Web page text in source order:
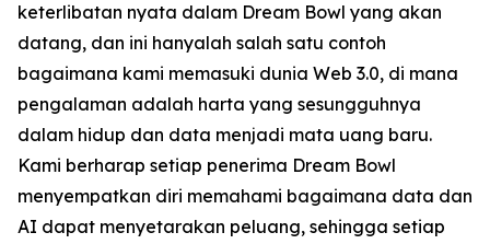
keterlibatan nyata dalam Dream Bowl yang akan
datang, dan ini hanyalah salah satu contoh
bagaimana kami memasuki dunia Web 3.0, di mana
pengalaman adalah harta yang sesungguhnya
dalam hidup dan data menjadi mata uang baru.
Kami berharap setiap penerima Dream Bowl
menyempatkan diri memahami bagaimana data dan
AI dapat menyetarakan peluang, sehingga setiap